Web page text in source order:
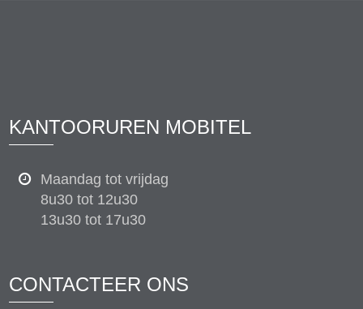
KANTOORUREN MOBITEL
Maandag tot vrijdag
8u30 tot 12u30
13u30 tot 17u30
CONTACTEER ONS